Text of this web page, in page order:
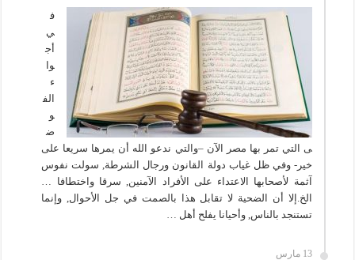
ف
ي
أج
وا
ء
الف
و
ض
ى التي تمر بها مصر الآن –والتي ندعو الله أن يمرها سريعا على
خير- وفي ظل غياب دولة القانون ورجال الشرطة, سولت نفوس
آثمة لأصحابها الاعتداء على الأفراد الآمنين, سرقا واختطافا …
الخ.إلا أن الضحية لا تقابل هذا بالصمت في جل الأحوال, وإنما
تستنجد بالناس, وأحيانا يفلح أهل …
13 مارس